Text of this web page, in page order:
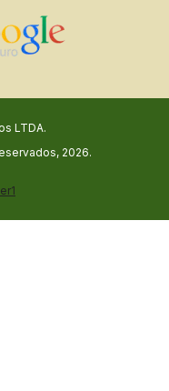
LTDA.
2026.